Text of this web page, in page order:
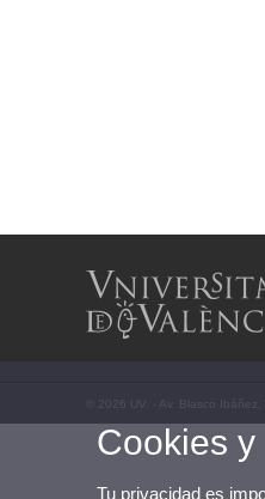
© 2026 UV. - Av. Blasco
Cookies
Tu privacidad es